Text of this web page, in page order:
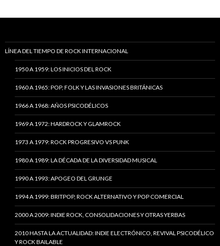
LÍNEA DEL TIEMPO DE ROCK INTERNACIONAL
1950 A 1959: LOS INICIOS DEL ROCK
1960 A 1965: POP, FOLK Y LAS INVASIONES BRITÁNICAS
1966 A 1968: AÑOS PSICODÉLICOS
1969 A 1972: HARDROCK Y GLAMROCK
1973 A 1979: ROCK PROGRESIVO VS PUNK
1980 A 1989: LA DÉCADA DE LA DIVERSIDAD MUSICAL
1990 A 1993: APOGEO DEL GRUNGE
1994 A 1999: BRITPOP, ROCK ALTERNATIVO Y POP COMERCIAL
2000 A 2009: INDIE ROCK, CONSOLIDACIONES Y OTRAS YERBAS
2010 HASTA LA ACTUALIDAD: INDIE ELECTRÓNICO, REVIVAL PSICODÉLICO
Y ROCK BAILABLE